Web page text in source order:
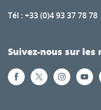
Tél : +33 (0)4 93 37 78 78
Suivez-nous sur les